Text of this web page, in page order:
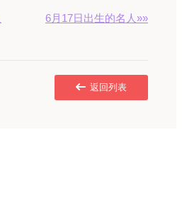
6月17日出生的名人»»
返回列表